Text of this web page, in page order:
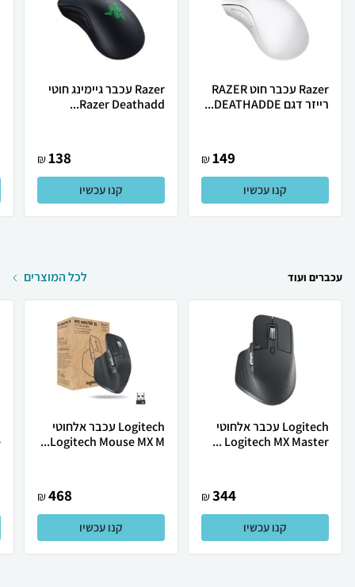
Razer עכבר חוט RAZER
רייזר דגם DEATHADDE...
149
₪
קנו עכשיו
Razer ‏עכבר גיימינג ‏חוטי
Razer Deathadd...
138
₪
קנו עכשיו
עכברים ועוד לכל המוצרים
Logitech עכבר אלחוטי
Logitech MX Master ...
344
₪
קנו עכשיו
Logitech עכבר אלחוטי
Logitech Mouse MX M...
468
₪
קנו עכשיו